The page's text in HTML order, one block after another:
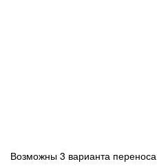
Возможны 3 варианта